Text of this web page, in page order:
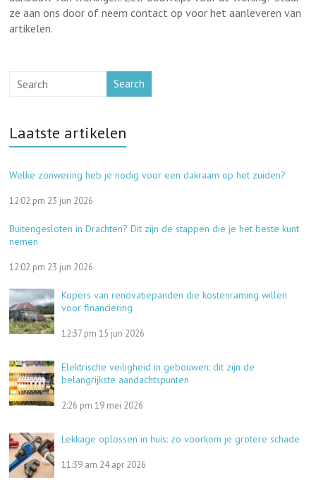
ze aan ons door of neem contact op voor het aanleveren van
artikelen.
Search
Laatste artikelen
Welke zonwering heb je nodig voor een dakraam op het zuiden?
12:02 pm 23 jun 2026
Buitengesloten in Drachten? Dit zijn de stappen die je het beste kunt
nemen
12:02 pm 23 jun 2026
Kopers van renovatiepanden die kostenraming willen
voor financiering
12:37 pm 15 jun 2026
Elektrische veiligheid in gebouwen: dit zijn de
belangrijkste aandachtspunten
2:26 pm 19 mei 2026
Lekkage oplossen in huis: zo voorkom je grotere schade
11:39 am 24 apr 2026